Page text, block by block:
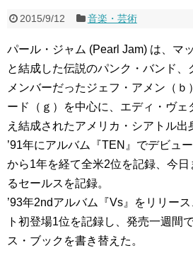
2015/9/12 音楽・芸術
パール・ジャム (Pearl Jam) は、マ
と結成した伝説のパンク・バンド
メンバーだったジェフ・アメン（
ード（ｇ）を中心に、エディ・ヴェ
え結成されたアメリカ・シアトル出
’91年にアルバム『TEN』でデビュ
から1年を経て全米2位を記録、今日
るセールスを記録。
’93年2ndアルバム『Vs』をリリー
ト初登場1位を記録し、発売一週間
ス・ブックを書き替えた。